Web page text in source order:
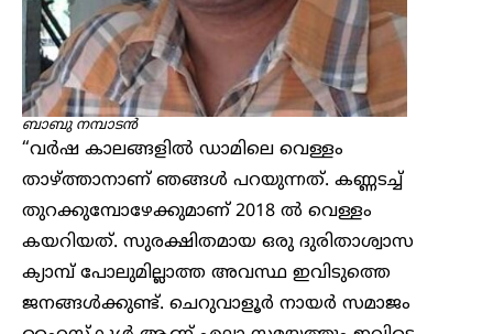
ബാബു നമ്പാടൻ
“വർഷ കാലങ്ങളിൽ ഡാമിലെ വെള്ളം
താഴ്ത്താനാണ് ഞങ്ങൾ പറയുന്നത്. കണ്ണടച്ച്
തുറക്കുമ്പോഴേക്കുമാണ് 2018 ൽ വെള്ളം
കയറിയത്. സുരക്ഷിതമായ ഒരു ദുരിതാശ്വാസ
ക്യാമ്പ് പോലുമില്ലാത്ത അവസ്ഥ ഇവിടുത്തെ
ജനങ്ങൾക്കുണ്ട്. ചെറുവാളൂർ നായർ സമാജം